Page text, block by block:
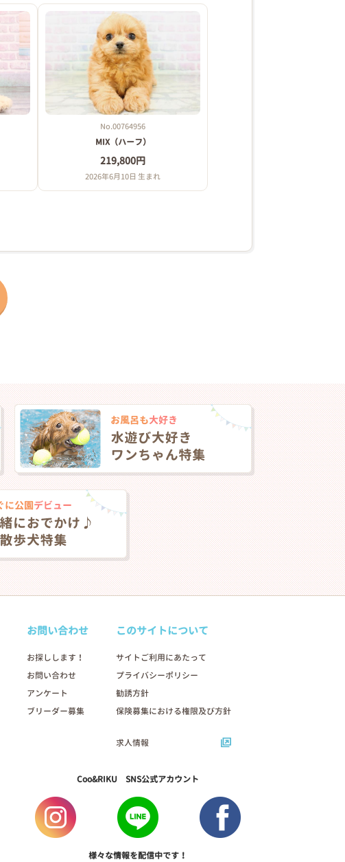
No.00764956
MIX（ハーフ）
219,800円
2026年6月10日 生まれ
お問い合わせ
お探しします！
お問い合わせ
アンケート
ブリーダー募集
このサイトについて
サイトご利用にあたって
プライバシーポリシー
勧誘方針
保険募集における権限及び方針
求人情報
Coo&RIKU SNS公式アカウント
様々な情報を配信中です！